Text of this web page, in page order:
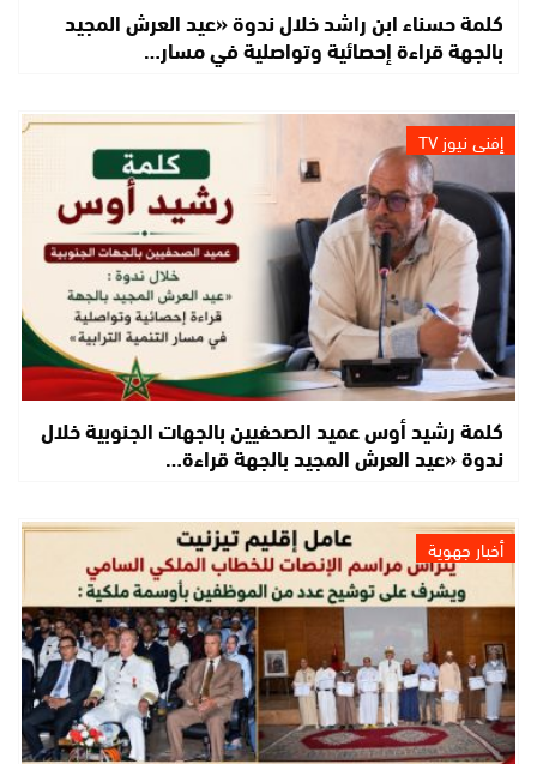
كلمة حسناء ابن راشد خلال ندوة «عيد العرش المجيد
بالجهة قراءة إحصائية وتواصلية في مسار…
إفني نيوز TV
كلمة رشيد أوس عميد الصحفيين بالجهات الجنوبية خلال
ندوة «عيد العرش المجيد بالجهة قراءة…
أخبار جهوية